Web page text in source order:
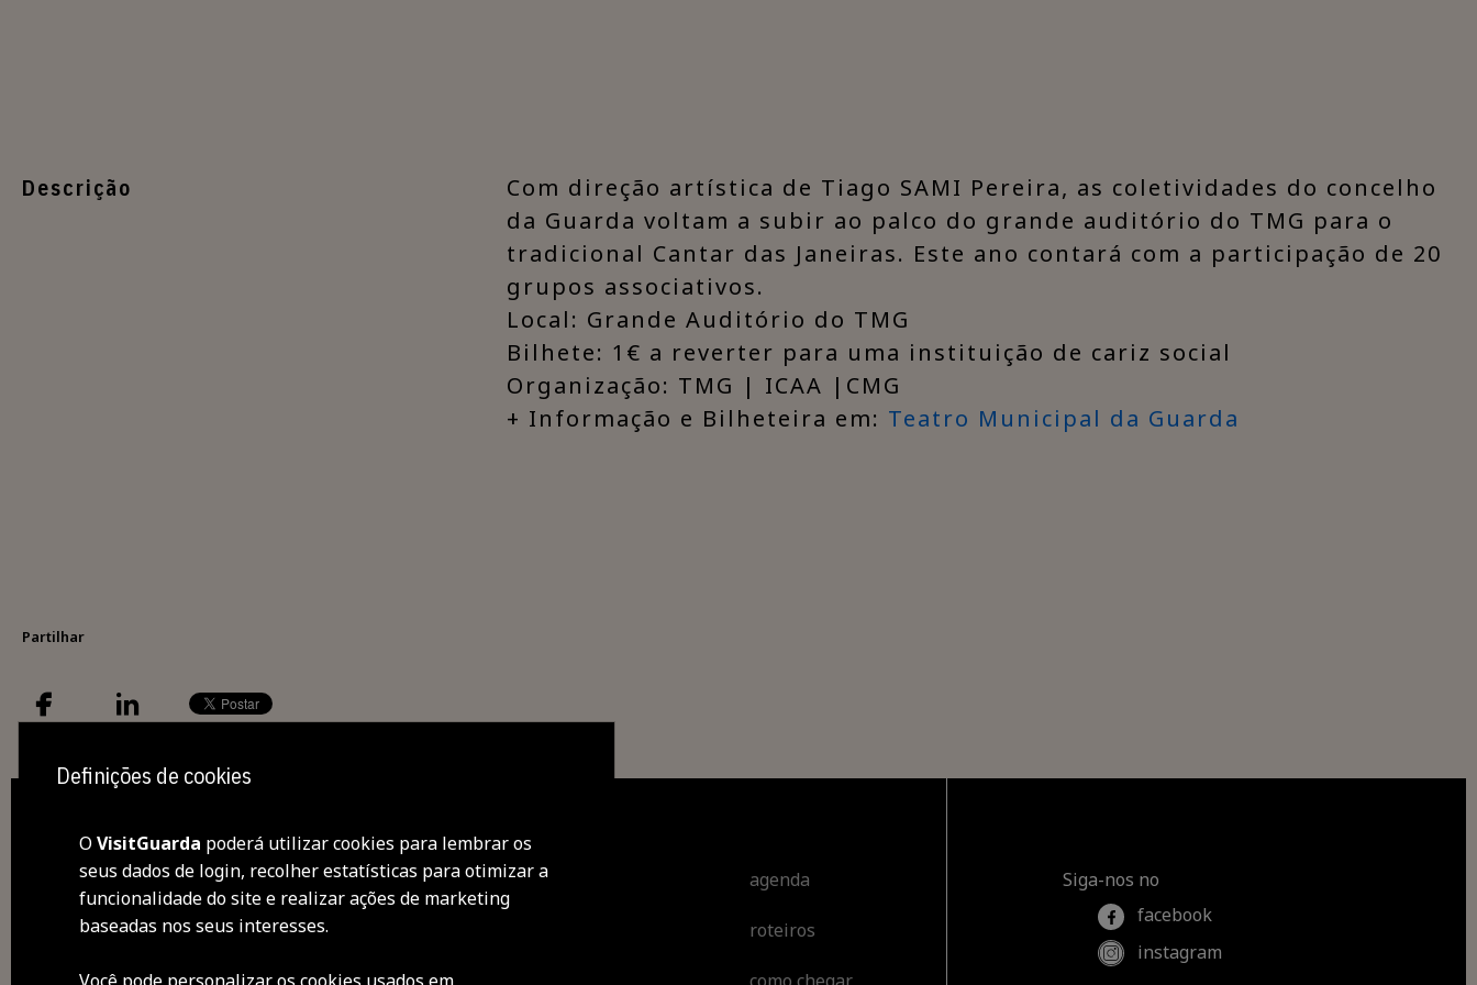
Descrição
Com direção artística de Tiago SAMI Pereira, as coletividades do concelho
da Guarda voltam a subir ao palco do grande auditório do TMG para o
tradicional Cantar das Janeiras. Este ano contará com a participação de 20
grupos associativos.
Local: Grande Auditório do TMG​
Bilhete: 1€ a reverter para uma instituição de cariz social
Organização: TMG | ICAA |CMG
+ Informação e Bilheteira em: Teatro Municipal da Guarda
Partilhar
descobrir
agenda
roteiros
Siga-nos no
facebook
instagram
Definições de cookies
OVisitGuarda poderá utilizar cookies para lembrar os
seus dados de login, recolher estatísticas para otimizar a
funcionalidade do site e realizar ações de marketing
baseadas nos seus interesses.